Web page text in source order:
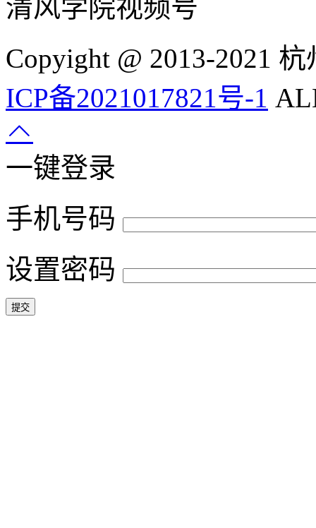
清风学院视频号
Copyight @ 2013-2021
ICP备2021017821号-1
一键登录
手机号码
设置密码